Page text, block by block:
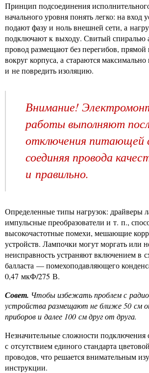
Принцип подсоединения
начального уровня понять легко: на вход
подают фазу и ноль внешней сети, а
подключают к выходу. Свитый спиралью
провод размещают без перегибов,
вокруг корпуса, а стараются
и не повредить изоляцию.
Внимание!
работы выполняют
отключения питающей
соединяя провода
и правильно.
Определенные типы нагрузок: драйверы
импульсные преобразователи и т. п.,
высокочастотные помехи, мешающие
устройств. Лампочки могут моргать или
неисправность устраняют включением в
балласта — помехоподавляющего
0,47 мкФ/275 В.
Совет. Чтобы избежать проблем с
устройства размещают не ближе 50 см
приборов и далее 100 см друг от друга.
Незначительные сложности подключения
с отсутствием единого стандарта
проводов, что решается внимательным
инструкции.